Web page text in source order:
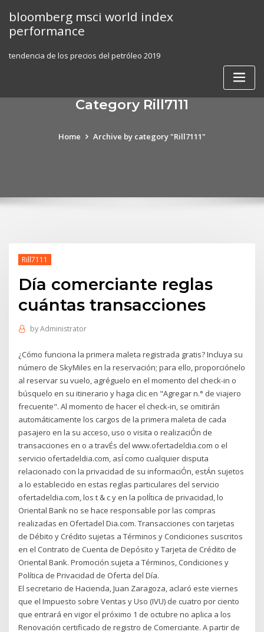
content
bloomberg msci world index
performance
tendencia de los precios del petróleo 2019
Category Rill7111
Home Archive by category "Rill7111"
Rill7111
Día comerciante reglas
cuántas transacciones
byAdministrator
¿Cómo funciona la primera maleta registrada gratis? Incluya su
número de SkyMiles en la reservación; para ello, proporciónelo
al reservar su vuelo, agréguelo en el momento del check-in o
búsquelo en su itinerario y haga clic en "Agregar n.° de viajero
frecuente". Al momento de hacer el check-in, se omitirán
automáticamente los cargos de la primera maleta de cada
pasajero en la su acceso, uso o visita o realizaciÓn de
transacciones en o a travÉs del www.ofertadeldia.com o el
servicio ofertadeldia.com, asÍ como cualquier disputa
relacionado con la privacidad de su informaciÓn, estÁn sujetos
a lo establecido en estas reglas particulares del servicio
ofertadeldia.com, los t & c y en la polÍtica de privacidad, lo
Oriental Bank no se hace responsable por las compras
realizadas en Ofertadel Dia.com. Transacciones con tarjetas
de Débito y Crédito sujetas a Términos y Condiciones suscritos
en el Contrato de Cuenta de Depósito y Tarjeta de Crédito de
Oriental Bank. Promoción sujeta a Términos, Condiciones y
Política de Privacidad de Oferta del Día.
El secretario de Hacienda, Juan Zaragoza, aclaró este viernes
que el Impuesto sobre Ventas y Uso (IVU) de cuatro por ciento
que entrará en vigor el próximo 1 de octubre no aplica a los
Renovación certificado de registro de Comerciante. A partir de